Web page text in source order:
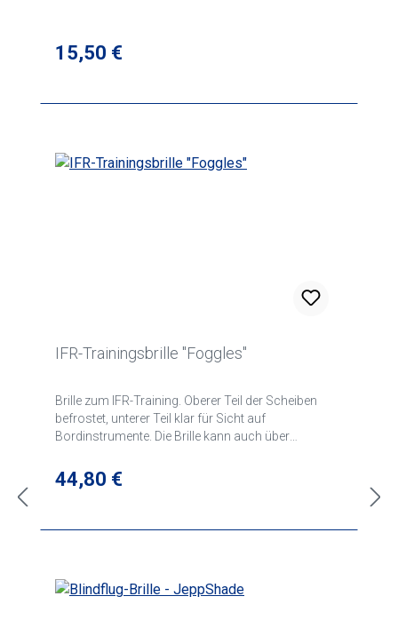
Regulärer Preis:
15,50 €
IFR-Trainingsbrille "Foggles"
Brille zum IFR-Training. Oberer Teil der Scheiben
befrostet, unterer Teil klar für Sicht auf
Bordinstrumente. Die Brille kann auch über
von Hörsprechgarnituren ist problemlos möglich.
Regulärer Preis:
44,80 €